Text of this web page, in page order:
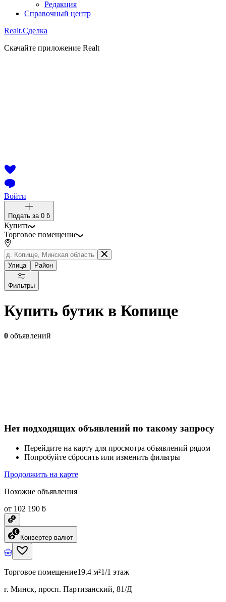
Редакция
Справочный центр
Realt.Сделка
Скачайте приложение Realt
Войти
Подать за 0 ƃ
Купить
Торговое помещение
Улица Район
Фильтры
Купить бутик в Копище
0 объявлений
Нет подходящих объявлений по такому запросу
Перейдите на карту для просмотра объявлений рядом
Попробуйте сбросить или изменить фильтры
Продолжить на карте
Похожие объявления
от 102 190 ƃ
Конвертер валют
Торговое помещение19.4 м²1/1 этаж
г. Минск, просп. Партизанский, 81/Д